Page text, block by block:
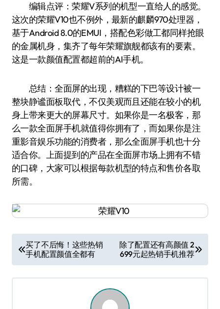
编辑点评：荣耀V系列的机型一直给人的感觉。
这次的荣耀V10也不例外，最新的麒麟970处理器，
基于Android 8.0的EMUI，搭配色彩做工都同样抢眼
的金属机身，集齐了每年荣耀旗舰都该有的要素。
这是一款颜值配置都超前的AI手机。
总结：全面屏的出现，糟糕的下巴等设计被一
整块静谧面板取代，不仅美观而且还能在较小的机
身上带来更大的屏幕尺寸。如果你是一名极客，那
么一款全面屏手机就值得你拥有了，而如果你是注
重影音娱乐功能的消费者，那么全面屏手机也十分
适合你。上面提到的产品在全面屏市场上拥有不错
的口碑，大家可以根据每款机型的特点和售价各取
所需。
章
导
买了不后悔！这些热销
手机配置颜值全都有
除了配置还有高颜值 2
699元起热销手机推荐